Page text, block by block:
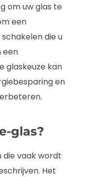
om uw glas te
een
die u
een
glaskeuze kan
en
glas?
die vaak wordt
Het